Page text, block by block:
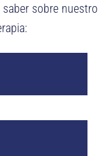
sobre nuestro